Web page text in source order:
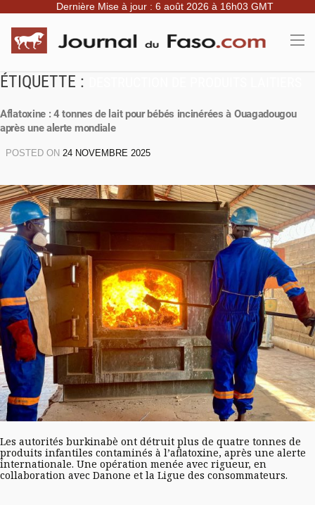
Dernière Mise à jour : 6 août 2026 à 16h03 GMT
ÉTIQUETTE :
Aflatoxine : 4 tonnes de lait pour bébés incinérées à Ouagadougou
après une alerte mondiale
POSTED ON 24 NOVEMBRE 2025
Les autorités burkinabè ont détruit plus de quatre tonnes de
produits infantiles contaminés à l’aflatoxine, après une alerte
internationale. Une opération menée avec rigueur, en
collaboration avec Danone et la Ligue des consommateurs.